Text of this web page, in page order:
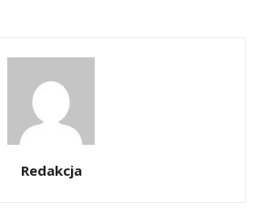
Redakcja